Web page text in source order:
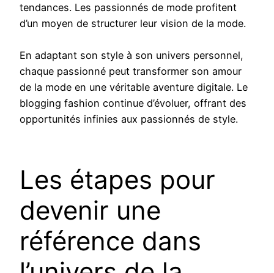
tendances. Les passionnés de mode profitent
d’un moyen de structurer leur vision de la mode.
En adaptant son style à son univers personnel,
chaque passionné peut transformer son amour
de la mode en une véritable aventure digitale. Le
blogging fashion continue d’évoluer, offrant des
opportunités infinies aux passionnés de style.
Les étapes pour
devenir une
référence dans